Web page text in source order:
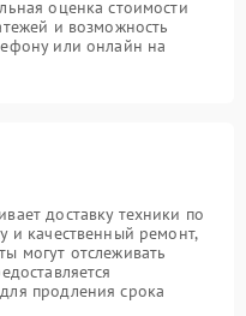
оценка стоимости
и возможность
или онлайн на
доставку техники по
и качественный ремонт,
могут отслеживать
продления срока